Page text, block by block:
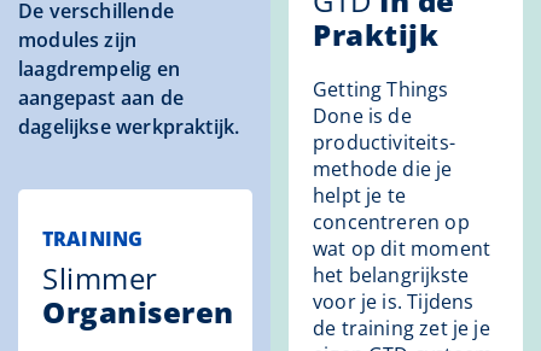
De verschillende
modules zijn
laagdrempelig en
aangepast aan de
dagelijkse werkpraktijk.
TRAINING
Slimmer
Organiseren
Praktijk
Getting Things
Done is de
productiviteits-
methode die je
helpt je te
concentreren op
wat op dit moment
het belangrijkste
voor je is. Tijdens
de training zet je je